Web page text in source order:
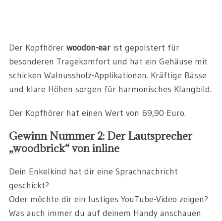
Der Kopfhörer woodon-earist gepolstert für
besonderen Tragekomfort und hat ein Gehäuse mit
schicken Walnussholz-Applikationen. Kräftige Bässe
und klare Höhen sorgen für harmonisches Klangbild.
Der Kopfhörer hat einen Wert von 69,90 Euro.
Gewinn Nummer 2: Der Lautsprecher
„woodbrick“ von inline
Dein Enkelkind hat dir eine Sprachnachricht
geschickt?
Oder möchte dir ein lustiges YouTube-Video zeigen?
Was auch immer du auf deinem Handy anschauen